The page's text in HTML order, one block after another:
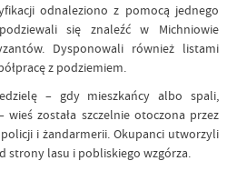
odnaleziono z pomocą jednego
się znaleźć w Michniowie
Dysponowali również listami
z podziemiem.
– gdy mieszkańcy albo spali,
została szczelnie otoczona przez
i żandarmerii. Okupanci utworzyli
strony lasu i pobliskiego wzgórza.